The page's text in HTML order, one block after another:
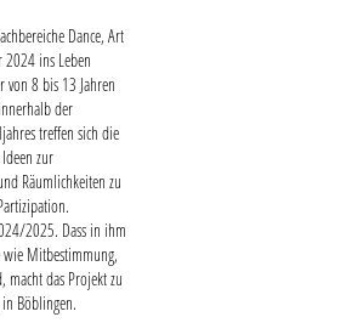
Dance, Art
2024 ins Leben
von 8 bis 13 Jahren
der
treffen sich die
zur
Räumlichkeiten zu
2025. Dass in ihm
Mitbestimmung,
macht das Projekt zu
Böblingen.